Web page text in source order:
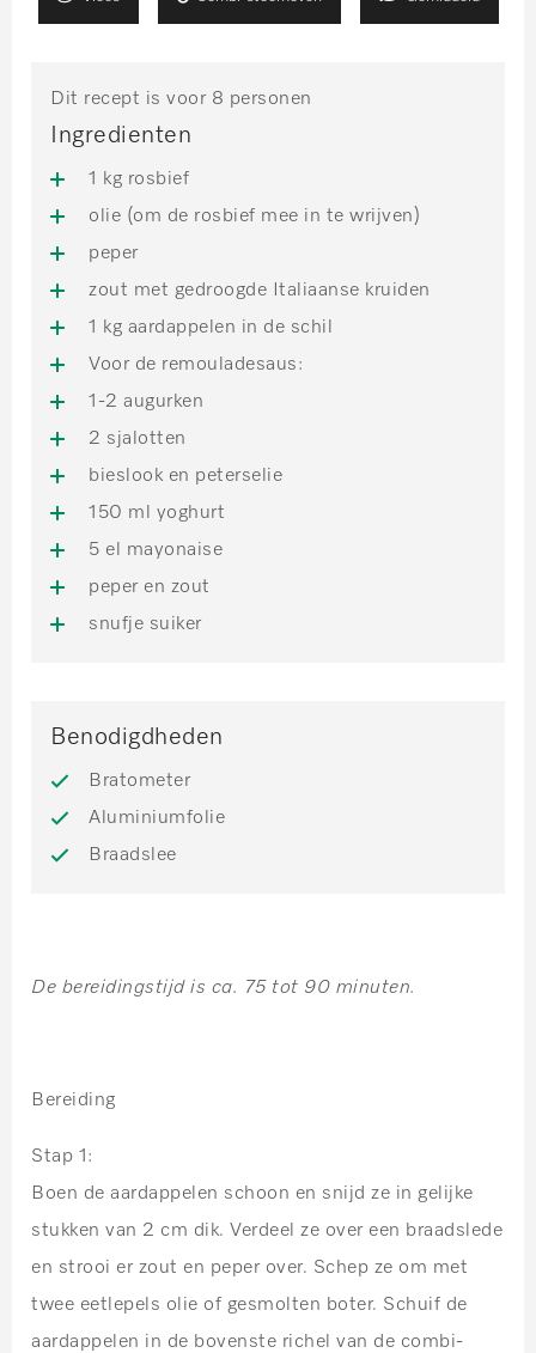
Dit recept is voor 8 personen
Ingredienten
1 kg rosbief
olie (om de rosbief mee in te wrijven)
peper
zout met gedroogde Italiaanse kruiden
1 kg aardappelen in de schil
Voor de remouladesaus:
1-2 augurken
2 sjalotten
bieslook en peterselie
150 ml yoghurt
5 el mayonaise
peper en zout
snufje suiker
Benodigdheden
Bratometer
Aluminiumfolie
Braadslee
De bereidingstijd is ca. 75 tot 90 minuten.
Bereiding
Stap 1:
Boen de aardappelen schoon en snijd ze in gelijke
stukken van 2 cm dik. Verdeel ze over een braadslede
en strooi er zout en peper over. Schep ze om met
twee eetlepels olie of gesmolten boter. Schuif de
aardappelen in de bovenste richel van de combi-